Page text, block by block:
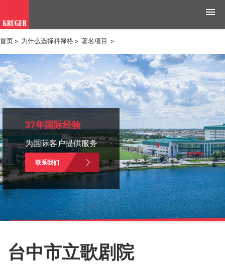
产品
应用领域
工具与资源
新闻媒体
为什么选择科禄格
招聘
联系我们
首页 > 为什么选择科禄格 > 著名项目 >
37年国际经验
为国际客户提供服务
联系我们
台中市立歌剧院